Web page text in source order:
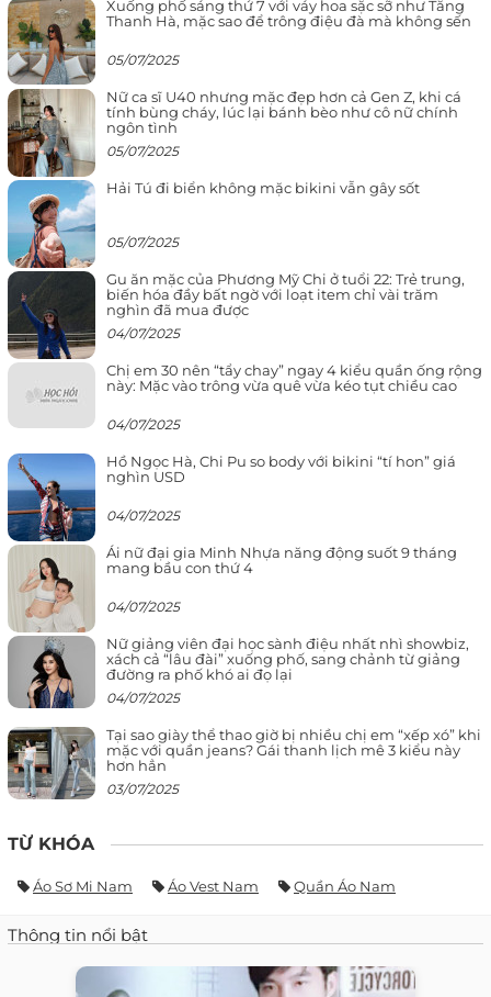
Xuống phố sáng thứ 7 với váy hoa sặc sỡ như Tăng
Thanh Hà, mặc sao để trông điệu đà mà không sến
05/07/2025
Nữ ca sĩ U40 nhưng mặc đẹp hơn cả Gen Z, khi cá
tính bùng cháy, lúc lại bánh bèo như cô nữ chính
ngôn tình
05/07/2025
Hải Tú đi biển không mặc bikini vẫn gây sốt
05/07/2025
Gu ăn mặc của Phương Mỹ Chi ở tuổi 22: Trẻ trung,
biến hóa đầy bất ngờ với loạt item chỉ vài trăm
nghìn đã mua được
04/07/2025
Chị em 30 nên “tẩy chay” ngay 4 kiểu quần ống rộng
này: Mặc vào trông vừa quê vừa kéo tụt chiều cao
04/07/2025
Hồ Ngọc Hà, Chi Pu so body với bikini “tí hon” giá
nghìn USD
04/07/2025
Ái nữ đại gia Minh Nhựa năng động suốt 9 tháng
mang bầu con thứ 4
04/07/2025
Nữ giảng viên đại học sành điệu nhất nhì showbiz,
xách cả “lâu đài” xuống phố, sang chảnh từ giảng
đường ra phố khó ai đọ lại
04/07/2025
Tại sao giày thể thao giờ bị nhiều chị em “xếp xó” khi
mặc với quần jeans? Gái thanh lịch mê 3 kiểu này
hơn hẳn
03/07/2025
TỪ KHÓA
Áo Sơ Mi Nam Áo Vest Nam Quần Áo Nam
Thông tin nổi bật